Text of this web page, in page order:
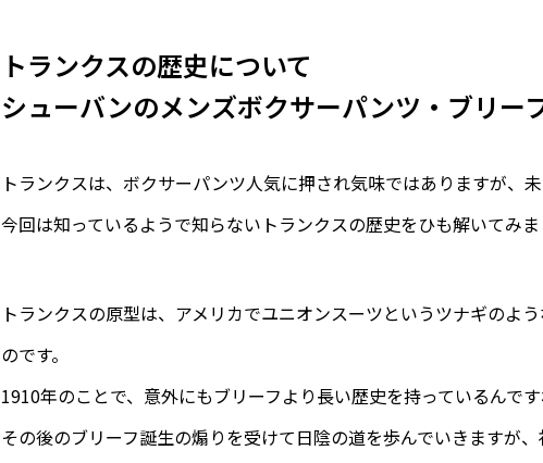
トランクスの歴史について
シューバンのメンズボクサーパンツ・ブリー
トランクスは、ボクサーパンツ人気に押され気味ではありますが、
今回は知っているようで知らないトランクスの歴史をひも解いてみま
トランクスの原型は、アメリカでユニオンスーツというツナギのよ
のです。
1910年のことで、意外にもブリーフより長い歴史を持っているんです
その後のブリーフ誕生の煽りを受けて日陰の道を歩んでいきますが